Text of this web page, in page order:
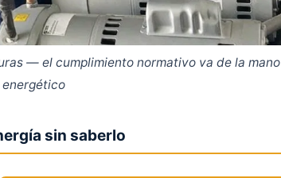
— el cumplimiento normativo va de la mano
sin saberlo